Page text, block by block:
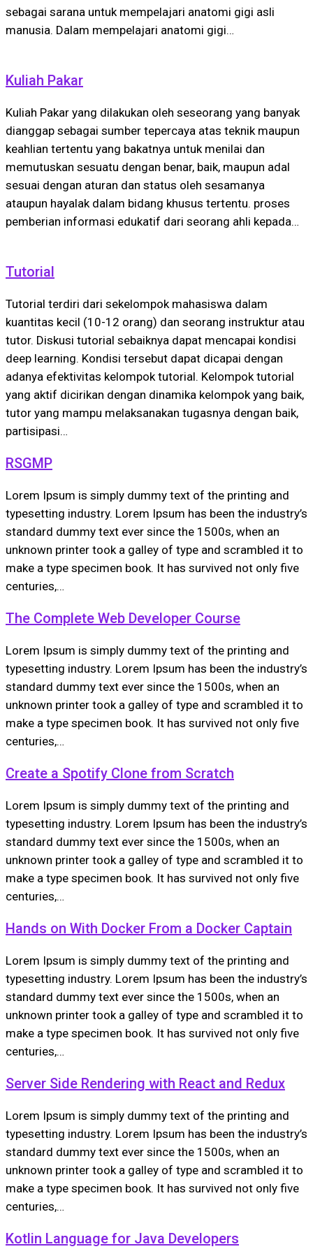
sebagai sarana untuk mempelajari anatomi gigi asli
manusia. Dalam mempelajari anatomi gigi…
Kuliah Pakar
Kuliah Pakar yang dilakukan oleh seseorang yang banyak
dianggap sebagai sumber tepercaya atas teknik maupun
keahlian tertentu yang bakatnya untuk menilai dan
memutuskan sesuatu dengan benar, baik, maupun adal
sesuai dengan aturan dan status oleh sesamanya
ataupun hayalak dalam bidang khusus tertentu. proses
pemberian informasi edukatif dari seorang ahli kepada…
Tutorial
Tutorial terdiri dari sekelompok mahasiswa dalam
kuantitas kecil (10-12 orang) dan seorang instruktur atau
tutor. Diskusi tutorial sebaiknya dapat mencapai kondisi
deep learning. Kondisi tersebut dapat dicapai dengan
adanya efektivitas kelompok tutorial. Kelompok tutorial
yang aktif dicirikan dengan dinamika kelompok yang baik,
tutor yang mampu melaksanakan tugasnya dengan baik,
partisipasi…
RSGMP
Lorem Ipsum is simply dummy text of the printing and
typesetting industry. Lorem Ipsum has been the industry’s
standard dummy text ever since the 1500s, when an
unknown printer took a galley of type and scrambled it to
make a type specimen book. It has survived not only five
centuries,…
The Complete Web Developer Course
Lorem Ipsum is simply dummy text of the printing and
typesetting industry. Lorem Ipsum has been the industry’s
standard dummy text ever since the 1500s, when an
unknown printer took a galley of type and scrambled it to
make a type specimen book. It has survived not only five
centuries,…
Create a Spotify Clone from Scratch
Lorem Ipsum is simply dummy text of the printing and
typesetting industry. Lorem Ipsum has been the industry’s
standard dummy text ever since the 1500s, when an
unknown printer took a galley of type and scrambled it to
make a type specimen book. It has survived not only five
centuries,…
Hands on With Docker From a Docker Captain
Lorem Ipsum is simply dummy text of the printing and
typesetting industry. Lorem Ipsum has been the industry’s
standard dummy text ever since the 1500s, when an
unknown printer took a galley of type and scrambled it to
make a type specimen book. It has survived not only five
centuries,…
Server Side Rendering with React and Redux
Lorem Ipsum is simply dummy text of the printing and
typesetting industry. Lorem Ipsum has been the industry’s
standard dummy text ever since the 1500s, when an
unknown printer took a galley of type and scrambled it to
make a type specimen book. It has survived not only five
centuries,…
Kotlin Language for Java Developers